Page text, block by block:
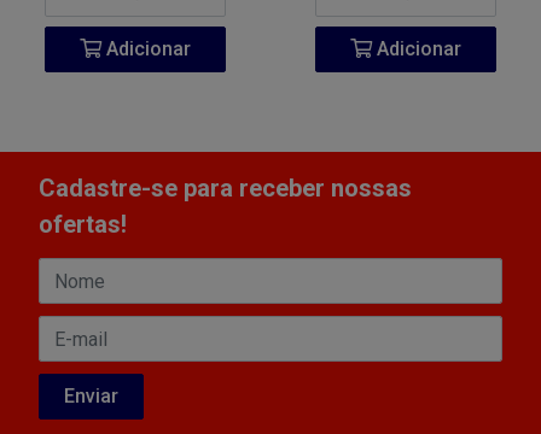
Adicionar Adicionar
Cadastre-se para receber nossas
ofertas!